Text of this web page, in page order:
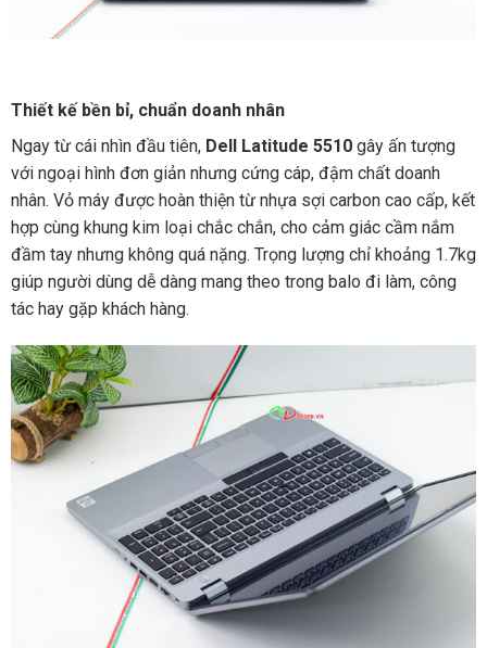
Thiết kế bền bỉ, chuẩn doanh nhân
Ngay từ cái nhìn đầu tiên, Dell Latitude 5510gây ấn tượng
với ngoại hình đơn giản nhưng cứng cáp, đậm chất doanh
nhân. Vỏ máy được hoàn thiện từ nhựa sợi carbon cao cấp, kết
hợp cùng khung kim loại chắc chắn, cho cảm giác cầm nắm
đầm tay nhưng không quá nặng. Trọng lượng chỉ khoảng 1.7kg
giúp người dùng dễ dàng mang theo trong balo đi làm, công
tác hay gặp khách hàng.